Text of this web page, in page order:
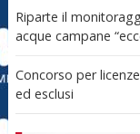
Riparte il
acque campane
Concorso per
ed esclusi